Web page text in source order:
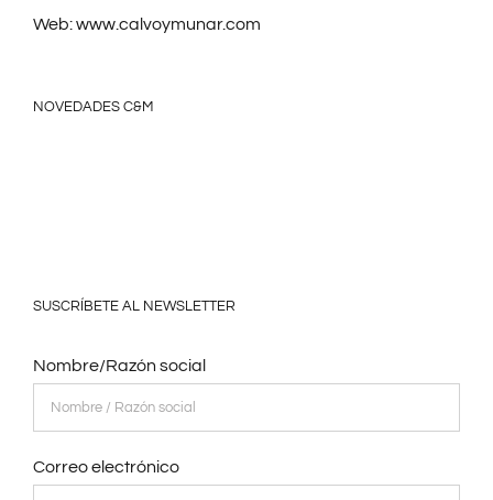
Web:www.calvoymunar.com
NOVEDADES C&M
SUSCRÍBETE AL NEWSLETTER
Nombre/Razón social
Correo electrónico